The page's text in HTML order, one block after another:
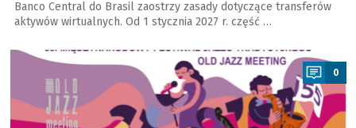
Banco Central do Brasil zaostrzy zasady dotyczące transferów
aktywów wirtualnych. Od 1 stycznia 2027 r. część …
a
0